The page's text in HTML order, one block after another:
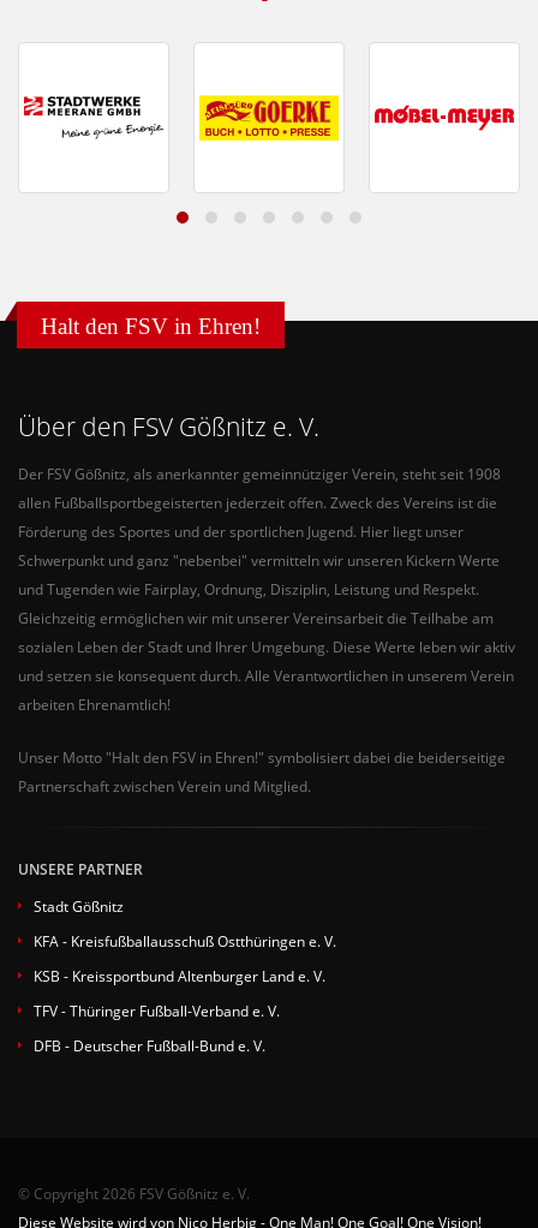
Halt den FSV in Ehren!
Über den FSV Gößnitz e. V.
Der FSV Gößnitz, als anerkannter gemeinnütziger Verein, steht seit 1908
allen Fußballsportbegeisterten jederzeit offen. Zweck des Vereins ist die
Förderung des Sportes und der sportlichen Jugend. Hier liegt unser
Schwerpunkt und ganz "nebenbei" vermitteln wir unseren Kickern Werte
und Tugenden wie Fairplay, Ordnung, Disziplin, Leistung und Respekt.
Gleichzeitig ermöglichen wir mit unserer Vereinsarbeit die Teilhabe am
sozialen Leben der Stadt und Ihrer Umgebung. Diese Werte leben wir aktiv
und setzen sie konsequent durch. Alle Verantwortlichen in unserem Verein
arbeiten Ehrenamtlich!
Unser Motto "Halt den FSV in Ehren!" symbolisiert dabei die beiderseitige
Partnerschaft zwischen Verein und Mitglied.
UNSERE PARTNER
Stadt Gößnitz
KFA - Kreisfußballausschuß Ostthüringen e. V.
KSB - Kreissportbund Altenburger Land e. V.
TFV - Thüringer Fußball-Verband e. V.
DFB - Deutscher Fußball-Bund e. V.
© Copyright 2026 FSV Gößnitz e. V.
Diese Website wird von Nico Herbig - One Man! One Goal! One Vision!